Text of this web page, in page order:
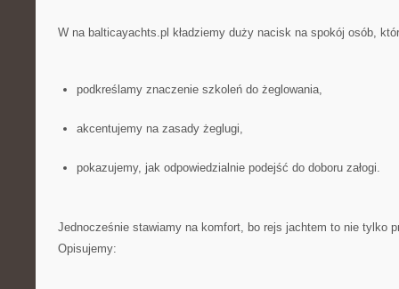
W na balticayachts.pl kładziemy duży nacisk na spokój osób,
podkreślamy znaczenie szkoleń do żeglowania,
akcentujemy na zasady żeglugi,
pokazujemy, jak odpowiedzialnie podejść do doboru załogi.
Jednocześnie stawiamy na komfort, bo rejs jachtem to nie tylko
Opisujemy: